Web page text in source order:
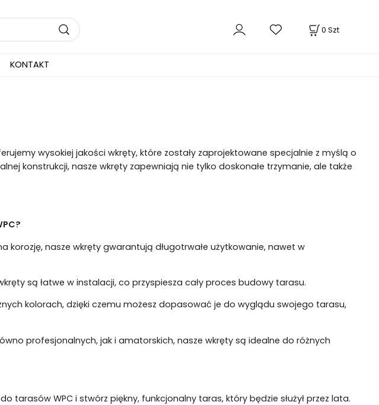
0 Szt
KONTAKT
wysokiej jakości wkręty, które zostały zaprojektowane specjalnie z myślą o
konstrukcji, nasze wkręty zapewniają nie tylko doskonałe trzymanie, ale także
korozję, nasze wkręty gwarantują długotrwałe użytkowanie, nawet w
są łatwe w instalacji, co przyspiesza cały proces budowy tarasu.
kolorach, dzięki czemu możesz dopasować je do wyglądu swojego tarasu,
profesjonalnych, jak i amatorskich, nasze wkręty są idealne do różnych
tarasów WPC i stwórz piękny, funkcjonalny taras, który będzie służył przez lata.